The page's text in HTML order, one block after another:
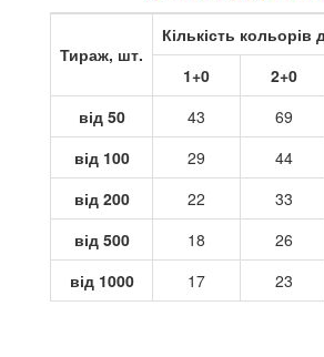
Тираж, шт.
Кількість кольорів
1+0
2+0
від 50
43 69
від 100
29 44
від 200
22 33
від 500
18 26
від 1000
17 23